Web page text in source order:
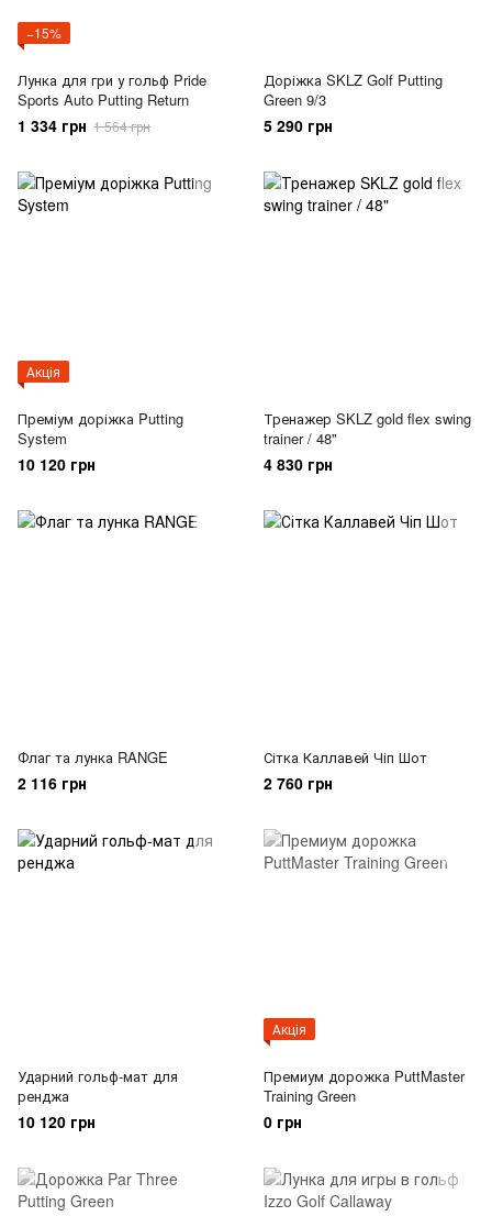
−15%
Лунка для гри у гольф Pride
Sports Auto Putting Return
1 334 грн 1 564 грн
Доріжка SKLZ Golf Putt‌ing
Green 9/3
5 290 грн
Акція
Преміум доріжка Putting
System
10 120 грн
Тренажер SKLZ gold flex swing
trainer / 48"
4 830 грн
Флаг та лунка RANGE
2 116 грн
Сітка Каллавей Чіп Шот
2 760 грн
Ударний гольф-мат для
ренджа
10 120 грн
Акція
Премиум дорожка PuttMaster
Training Green
0 грн